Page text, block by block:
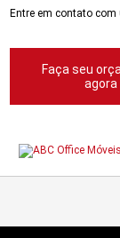
Entre em contato
Faça seu
agora